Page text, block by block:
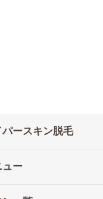
パースキン脱毛
ュー